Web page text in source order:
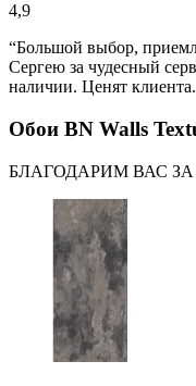
4,9
“Большой выбор,
Сергею за чудесный
наличии. Ценят
Обои BN Walls
БЛАГОДАРИМ ВАС ЗА